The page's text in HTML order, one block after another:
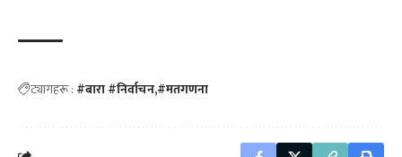
ट्यागहरू : #बारा #निर्वाचन#मतगणना